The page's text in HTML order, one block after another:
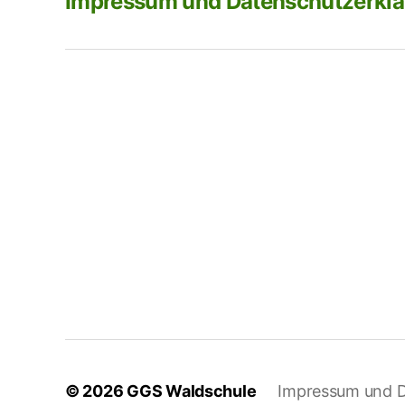
© 2026 GGS Waldschule Impressum und